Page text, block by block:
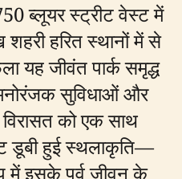
ब्लूयर स्ट्रीट वेस्ट में
हरित स्थानों में से
यह जीवंत पार्क समृद्ध
सुविधाओं और
को एक साथ
डूबी हुई स्थलाकृति—
में इसके पूर्व जीवन के